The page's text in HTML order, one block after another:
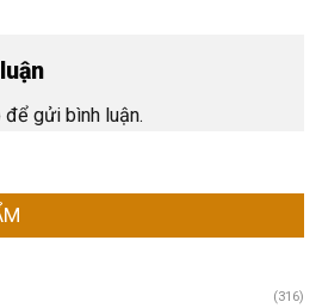
để gửi bình luận.
(316)